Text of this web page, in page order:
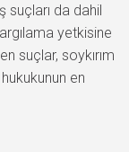
suçları da dahil
yetkisine
suçlar, soykırım
en